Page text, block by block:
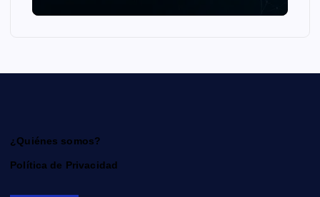
¿Quiénes somos?
Política de Privacidad